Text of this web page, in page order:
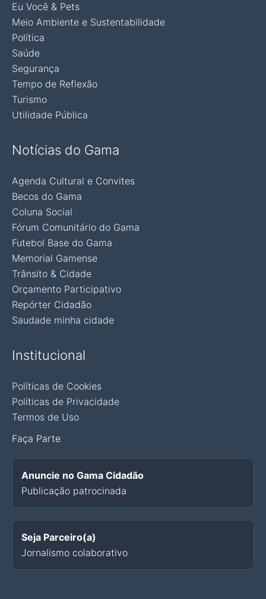
Eu Você & Pets
Meio Ambiente e Sustentabilidade
Política
Saúde
Segurança
Tempo de Reflexão
Turismo
Utilidade Pública
Notícias do Gama
Agenda Cultural e Convites
Becos do Gama
Coluna Social
Fórum Comunitário do Gama
Futebol Base do Gama
Memorial Gamense
Trânsito & Cidade
Orçamento Participativo
Repórter Cidadão
Saudade minha cidade
Institucional
Políticas de Cookies
Políticas de Privacidade
Termos de Uso
Faça Parte
Anuncie no Gama Cidadão
Publicação patrocinada
Seja Parceiro(a)
Jornalismo colaborativo